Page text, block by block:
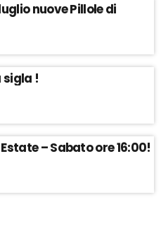
nuove Pillole di
sigla !
– Sabato ore 16:00!